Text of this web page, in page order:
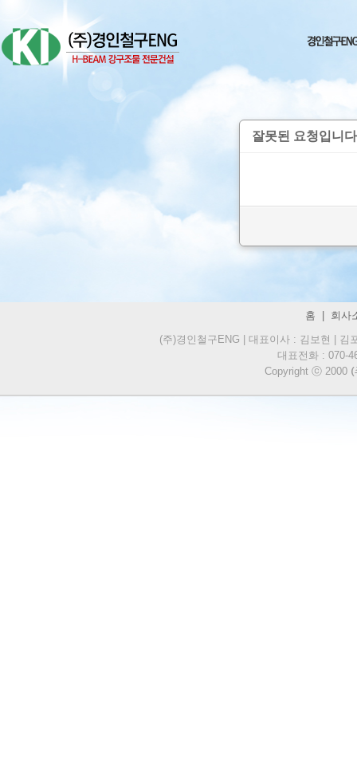
잘못된 요청입니
홈 | 회사
(주)경인철구ENG | 대표이사 : 김보현 | 김
대표전화 : 070-
Copyright ⓒ 2000 (